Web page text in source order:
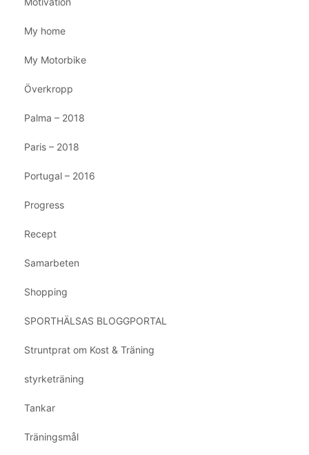
My home
My Motorbike
Överkropp
Palma – 2018
Paris – 2018
Portugal – 2016
Progress
Recept
Samarbeten
Shopping
SPORTHÄLSAS BLOGGPORTAL
Struntprat om Kost & Träning
styrketräning
Tankar
Träningsmål